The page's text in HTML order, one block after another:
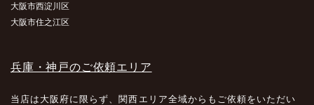
大阪市西淀川区
大阪市住之江区
兵庫・神戸のご依頼エリア
当店は大阪府に限らず、関西エリア全域からもご依頼をいただい